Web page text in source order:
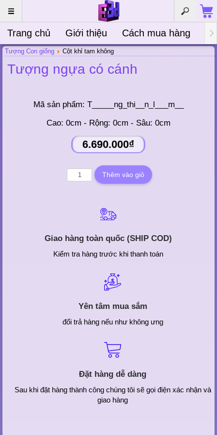
Trang chủ Giới thiệu Cách mua hàng
Tượng Con giống Cột khỉ tam không
Tượng ngựa có cánh
Mã sản phẩm: T_____ng_thi__n_l___m__
Cao: 0cm - Rộng: 0cm - Sâu: 0cm
6.690.000₫
Giao hàng toàn quốc (SHIP COD)
Kiểm tra hàng trước khi thanh toán
Yên tâm mua sắm
đổi trả hàng nếu như không ưng
Đặt hàng dễ dàng
Sau khi đặt hàng thành công chúng tôi sẽ gọi điện xác nhận và
giao hàng